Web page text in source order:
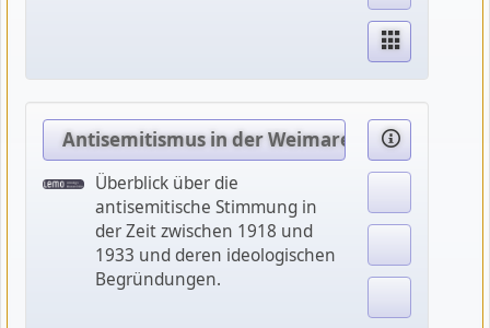
Antisemitismus in der Weimarer Republik
Überblick über die
antisemitische Stimmung in
der Zeit zwischen 1918 und
1933 und deren ideologischen
Begründungen.